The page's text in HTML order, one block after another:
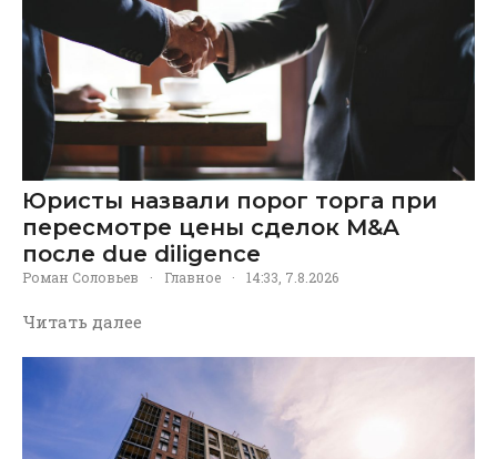
Юристы назвали порог торга при
пересмотре цены сделок M&A
после due diligence
Роман Соловьев · Главное · 14:33, 7.8.2026
Читать далее